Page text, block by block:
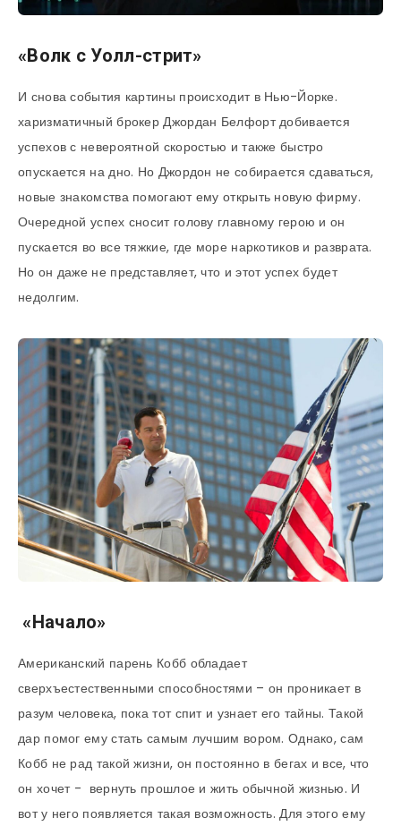
«Волк с Уолл-стрит»
И снова события картины происходит в Нью-Йорке.
харизматичный брокер Джордан Белфорт добивается
успехов с невероятной скоростью и также быстро
опускается на дно. Но Джордон не собирается сдаваться,
новые знакомства помогают ему открыть новую фирму.
Очередной успех сносит голову главному герою и он
пускается во все тяжкие, где море наркотиков и разврата.
Но он даже не представляет, что и этот успех будет
недолгим.
«Начало»
Американский парень Кобб обладает
сверхъестественными способностями – он проникает в
разум человека, пока тот спит и узнает его тайны. Такой
дар помог ему стать самым лучшим вором. Однако, сам
Кобб не рад такой жизни, он постоянно в бегах и все, что
он хочет - вернуть прошлое и жить обычной жизнью. И
вот у него появляется такая возможность. Для этого ему